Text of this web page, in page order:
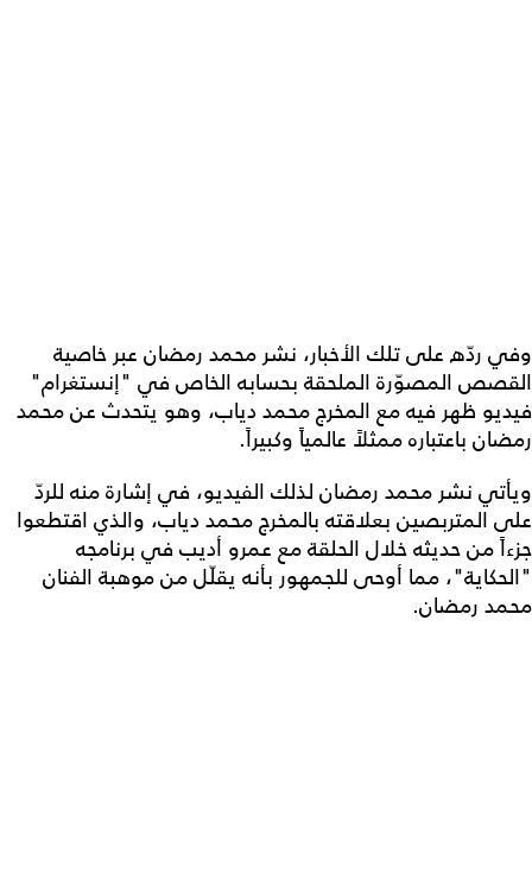
وفي ردّه على تلك الأخبار، نشر محمد رمضان عبر خاصية
القصص المصوّرة الملحقة بحسابه الخاص في "إنستغرام"
فيديو ظهر فيه مع المخرج محمد دياب، وهو يتحدث عن محمد
رمضان باعتباره ممثلاً عالمياً وكبيراً.
ويأتي نشر محمد رمضان لذلك الفيديو، في إشارة منه للردّ
على المتربصين بعلاقته بالمخرج محمد دياب، والذي اقتطعوا
جزءاً من حديثه خلال الحلقة مع عمرو أديب في برنامجه
"الحكاية"، مما أوحى للجمهور بأنه يقلّل من موهبة الفنان
محمد رمضان.